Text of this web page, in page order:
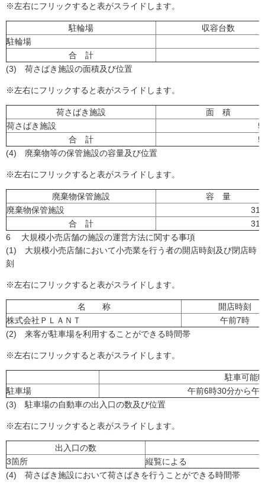
※左右にフリックすると表がスライドします。
駐輪場
収容台数
駐輪場
合 計
(3) 荷さばき施設の面積及び位置
※左右にフリックすると表がスライドします。
荷さばき施設
面 積
荷さばき施設
合 計
(4) 廃棄物等の保管施設の容量及び位置
※左右にフリックすると表がスライドします。
廃棄物保管施設
容 量
廃棄物保管施設
合 計
6 大規模小売店舗の施設の運営方法に関する事項
(1) 大規模小売店舗において小売業を行う者の開店時刻及び閉店時
刻
※左右にフリックすると表がスライドします。
名 称
開店時刻
株式会社ＰＬＡＮＴ
午前7時
(2) 来客が駐車場を利用することができる時間帯
※左右にフリックすると表がスライドします。
駐車可能
駐車場
午前6時30分から午
(3) 駐車場の自動車の出入口の数及び位置
※左右にフリックすると表がスライドします。
出入口の数
3箇所
縦覧による
(4) 荷さばき施設において荷さばきを行うことができる時間帯